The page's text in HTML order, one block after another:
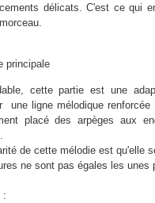
délicats. C'est ce qui
principale
cette partie est une
une ligne mélodique renforcée
placé des arpèges aux
de cette mélodie est qu'elle
ne sont pas égales les unes
: